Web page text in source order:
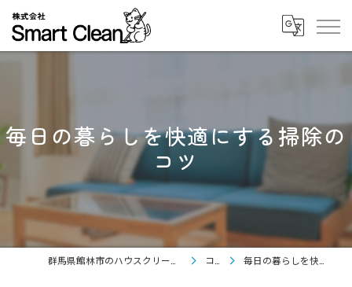
毎日の暮らしを快適にする掃除の
コツ
コラム 毎日の暮らしを快適にする掃除のコツ